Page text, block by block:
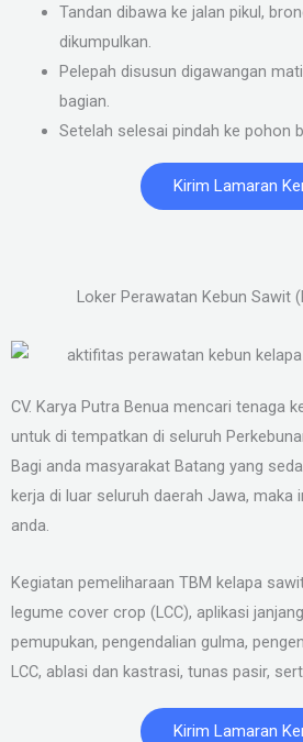
Tandan dibawa ke jalan pikul,
dikumpulkan.
Pelepah disusun digawangan
bagian.
Setelah selesai pindah ke pohon
Kirim Lamaran
Loker Perawatan Kebun Sawit
CV. Karya Putra Benua mencari tenaga
untuk di tempatkan di seluruh
Bagi anda masyarakat Batang yang
kerja di luar seluruh daerah Jawa, maka
anda.
Kegiatan pemeliharaan TBM kelapa
legume cover crop (LCC), aplikasi
pemupukan, pengendalian gulma,
LCC, ablasi dan kastrasi, tunas pasir,
Kirim Lamaran